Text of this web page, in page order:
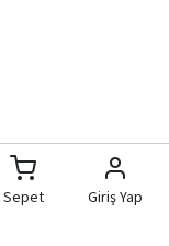
Sepet Giriş Yap